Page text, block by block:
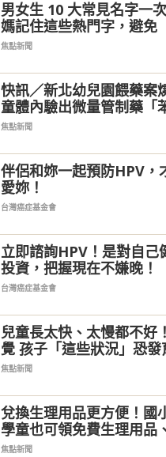
男女生 10 大常見名字一
媽記住這些熱門字，避免
名」
焦點新聞
快訊／新北幼兒園餵藥案
童體內驗出微量管制藥「
焦點新聞
伴侶和妳一起預防HPV，
愛妳！
台灣癌症基金會
立即諮詢HPV！是對自己
投資，把握現在不嫌晚！
台灣癌症基金會
兒童長太快、太慢都不好
覺 孩子「這些狀況」恐發
焦點新聞
兌換生理用品更方便！國
學童也可領免費生理用品
可兌換
焦點新聞